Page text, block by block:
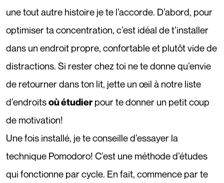
une tout autre histoire je te l’accorde. D’abord, pour
optimiser ta concentration, c’est idéal de t’installer
dans un endroit propre, confortable et plutôt vide de
distractions. Si rester chez toi ne te donne qu’envie
de retourner dans ton lit, jette un œil à notre liste
d’endroitsoù étudier pour te donner un petit coup
de motivation!
Une fois installé, je te conseille d’essayer la
technique Pomodoro! C’est une méthode d’études
qui fonctionne par cycle. En fait, commence par te